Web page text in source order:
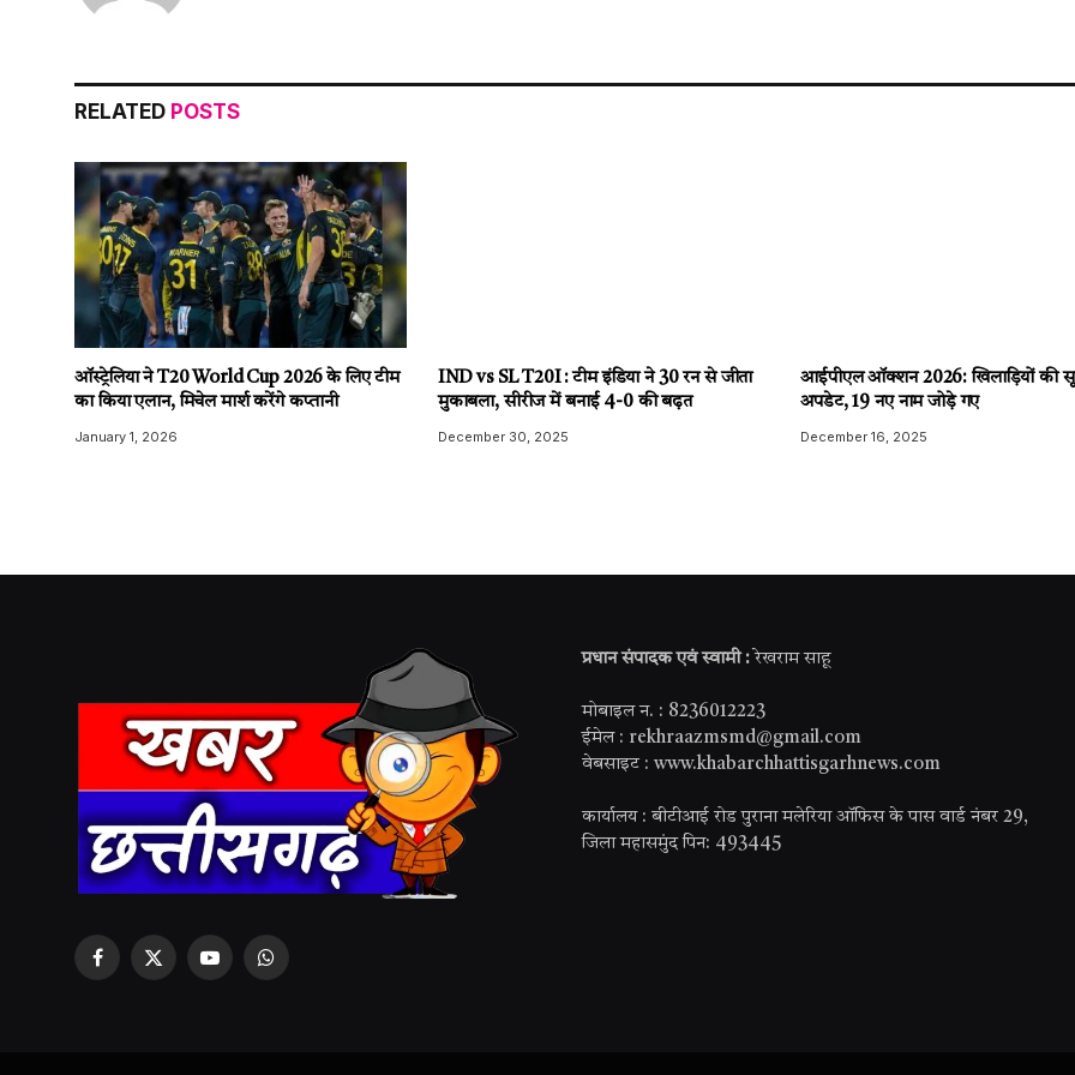
RELATED POSTS
ऑस्ट्रेलिया ने T20 World Cup 2026 के लिए टीम
का किया एलान, मिचेल मार्श करेंगे कप्तानी
January 1, 2026
IND vs SL T20I : टीम इंडिया ने 30 रन से जीता
मुकाबला, सीरीज में बनाई 4-0 की बढ़त
December 30, 2025
आईपीएल ऑक्शन 2026: खिलाड़ियों की
अपडेट, 19 नए नाम जोड़े गए
December 16, 2025
Facebook
X
YouTubeWhatsApp
प्रधान संपादक एवं स्वामी : रेखराम साहू
मोबाइल न. : 8236012223
ईमेल : rekhraazmsmd@gmail.com
वेबसाइट : www.khabarchhattisgarhnews.com
कार्यालय : बीटीआई रोड पुराना मलेरिया ऑफिस के पास वार्ड नंबर 29,
जिला महासमुंद पिन: 493445